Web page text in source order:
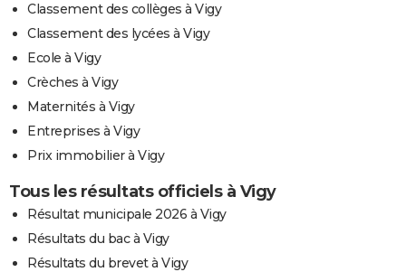
Classement des collèges à Vigy
Classement des lycées à Vigy
Ecole à Vigy
Crèches à Vigy
Maternités à Vigy
Entreprises à Vigy
Prix immobilier à Vigy
Tous les résultats officiels à Vigy
Résultat municipale 2026 à Vigy
Résultats du bac à Vigy
Résultats du brevet à Vigy